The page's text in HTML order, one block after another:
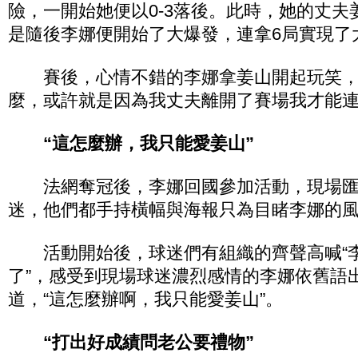
險，一開始她便以0-3落後。此時，她的丈夫
是隨後李娜便開始了大爆發，連拿6局實現了
賽後，心情不錯的李娜拿姜山開起玩笑，
麼，或許就是因為我丈夫離開了賽場我才能
“這怎麼辦，我只能愛姜山”
法網奪冠後，李娜回國參加活動，現場
迷，他們都手持橫幅與海報只為目睹李娜的
活動開始後，球迷們有組織的齊聲高喊“
了”，感受到現場球迷濃烈感情的李娜依舊語
道，“這怎麼辦啊，我只能愛姜山”。
“打出好成績問老公要禮物”